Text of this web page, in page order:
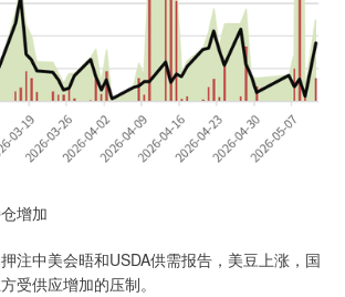
增加
中美会晤和USDA供需报告，美豆上涨，国
受供应增加的压制。